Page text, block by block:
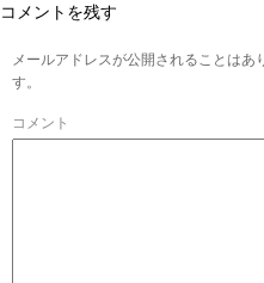
コメントを残す
メールアドレスが公開されることは
す。
コメント